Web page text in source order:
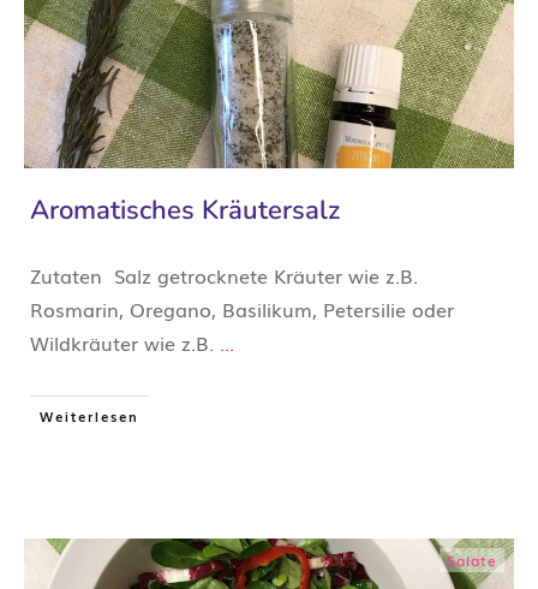
Aromatisches Kräutersalz
Zutaten Salz getrocknete Kräuter wie z.B.
Rosmarin, Oregano, Basilikum, Petersilie oder
Wildkräuter wie z.B. ...
Weiterlesen
Salate